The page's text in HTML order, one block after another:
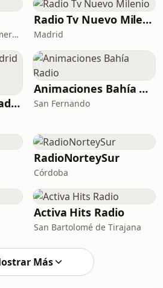
San Sebastián de La Gomera · 91.7 FM
Radio Tv Nuevo Milenio
Madrid
Xpectro Radio | Madrid - Spain - 24 Horas De Musica
Animaciones Bahía Radio
San Fernando
RadioNorteySur
Córdoba
Activa Hits Radio
San Bartolomé de Tirajana
Más